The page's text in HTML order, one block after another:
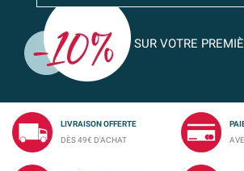
SUR VOTRE
LIVRAISON OFFERTE
DÈS 49€ D'ACHAT